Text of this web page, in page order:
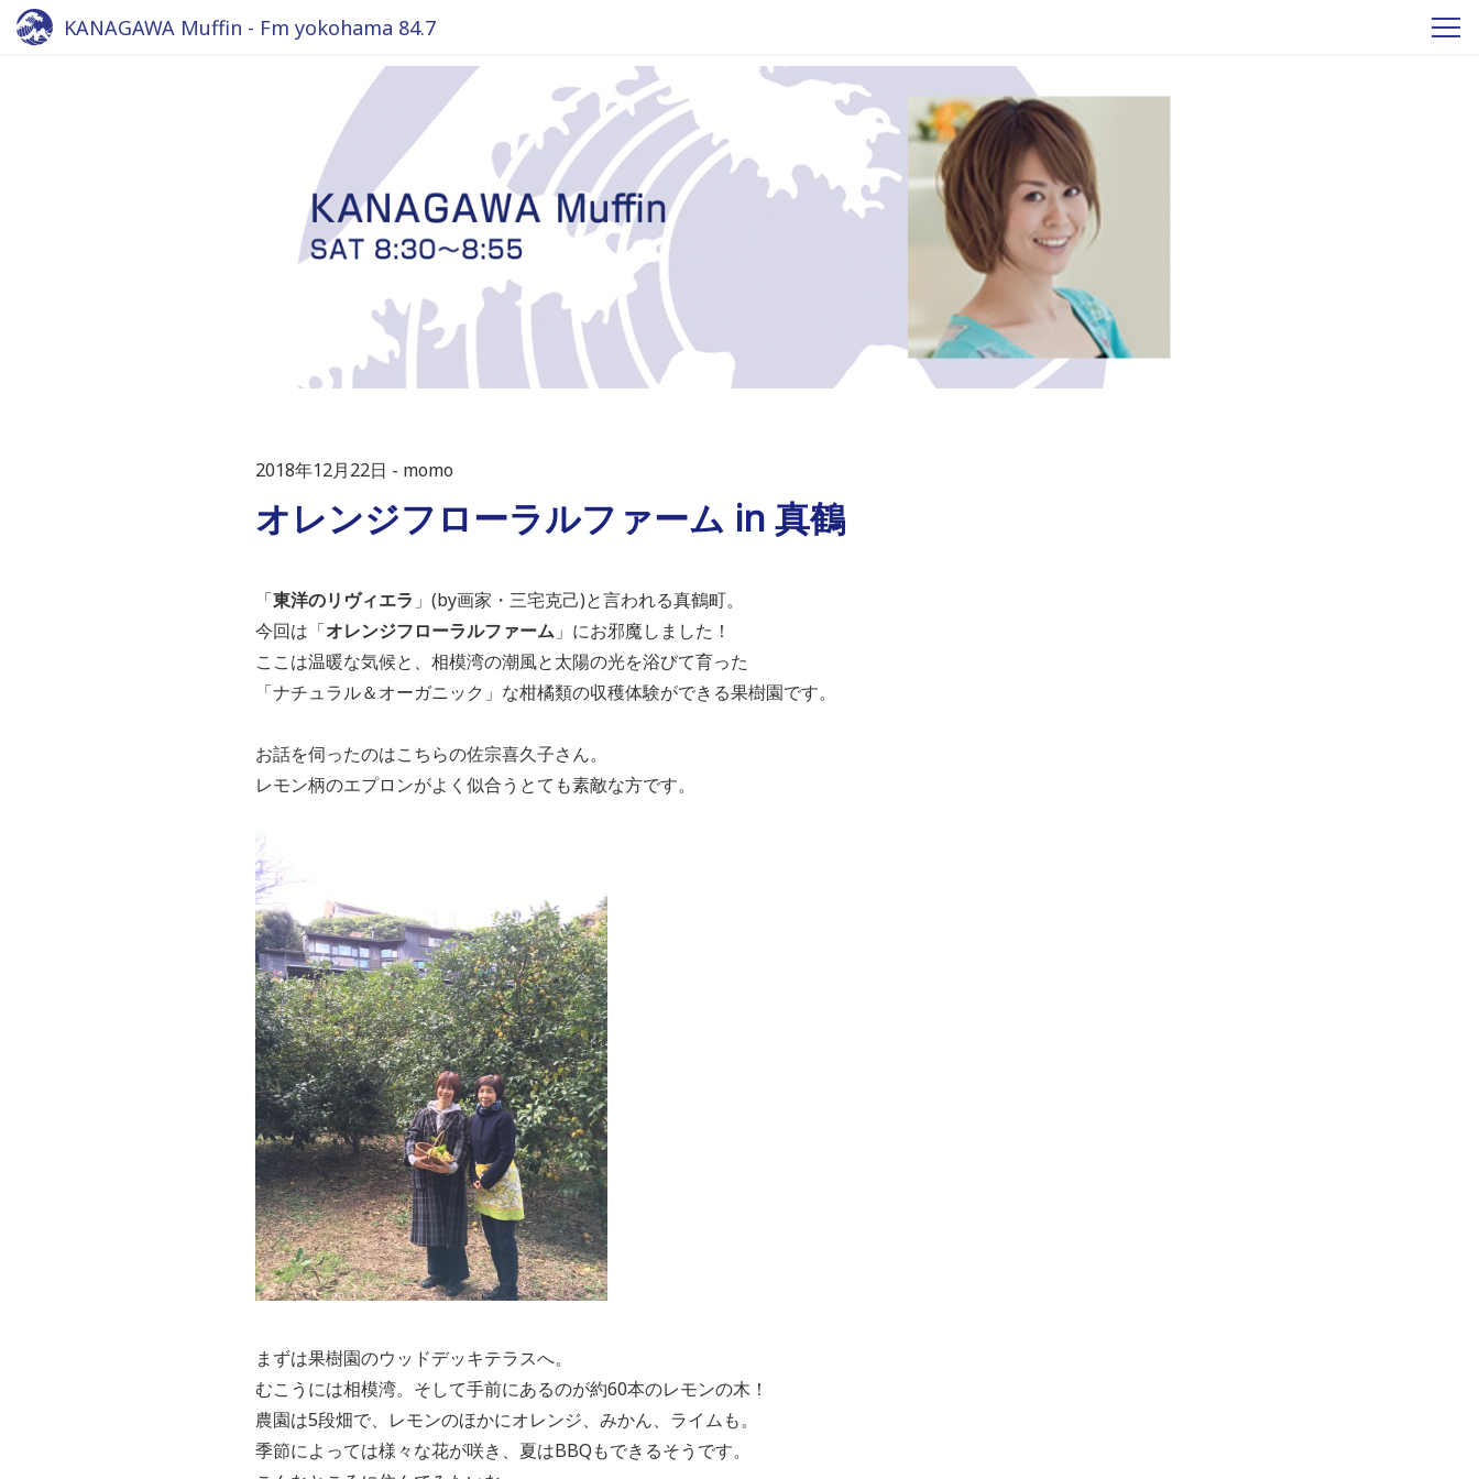
KANAGAWA Muffin - Fm yokohama 84.7
2018年12月22日 momo
オレンジフローラルファーム in 真鶴
「東洋のリヴィエラ 」(by画家・三宅克己)と言われる真鶴町。
今回は「オレンジフローラルファーム 」にお邪魔しました！
ここは温暖な気候と、相模湾の潮風と太陽の光を浴びて育った
「ナチュラル＆オーガニック」な柑橘類の収穫体験ができる果樹園です。
お話を伺ったのはこちらの佐宗喜久子さん。
レモン柄のエプロンがよく似合うとても素敵な方です。
まずは果樹園のウッドデッキテラスへ。
むこうには相模湾。そして手前にあるのが約60本のレモンの木！
農園は5段畑で、レモンのほかにオレンジ、みかん、ライムも。
季節によっては様々な花が咲き、夏はBBQもできるそうです。